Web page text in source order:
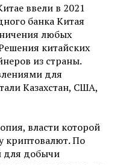
ввели в 2021
банка Китая
любых
китайских
из страны.
для
Казахстан, США,
власти которой
криптовалют. По
для добычи